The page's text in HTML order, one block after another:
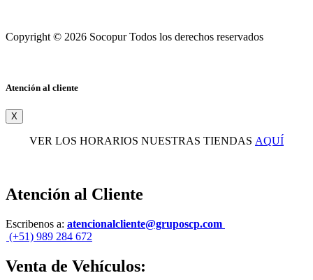
Copyright © 2026 Socopur Todos los derechos reservados
Atención al cliente
X
VER LOS HORARIOS NUESTRAS TIENDAS AQUÍ
Atención al Cliente
Escribenos a: atencionalcliente@gruposcp.com
(+51) 989 284 672
Venta de Vehículos: